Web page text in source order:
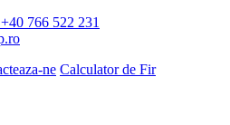
+40 766 522 231
ne Calculator de Fir